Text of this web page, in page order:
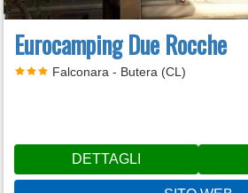
Eurocamping Due Rocche
Falconara - Butera (CL)
DETTAGLI